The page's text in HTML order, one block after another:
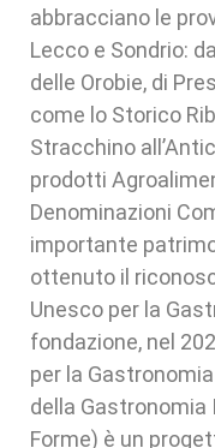
abbracciano le
Lecco e Sondrio:
delle Orobie, di
come lo Storico
Stracchino
prodotti
Denominazioni
importante
ottenuto il
Unesco per la
fondazione, nel
per la
della Gastronomia
Forme) è un